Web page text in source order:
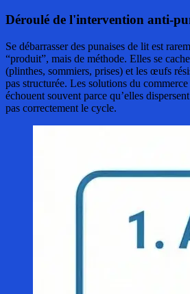
Déroulé de l'intervention anti-
Se débarrasser des punaises de lit est
“produit”, mais de méthode. Elles se
(plinthes, sommiers, prises) et les œufs
pas structurée. Les solutions du
échouent souvent parce qu’elles
pas correctement le cycle.